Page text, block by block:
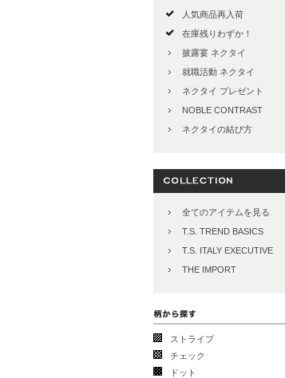
人気商品再入荷
在庫残りわずか！
披露宴 ネクタイ
就職活動 ネクタイ
ネクタイ プレゼント
NOBLE CONTRAST
ネクタイの結び方
全てのアイテムを見る
T.S. TREND BASICS
T.S. ITALY EXECUTIVE
THE IMPORT
ストライプ
チェック
ドット